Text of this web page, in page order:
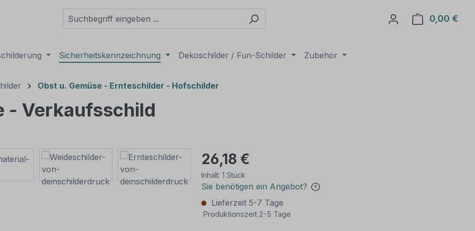
0,00 €
Sicherheitskennzeichnung Dekoschilder / Fun-Schilder Zubehör
Obst u. Gemüse - Ernteschilder - Hofschilder
- Verkaufsschild
26,18 €
Inhalt: 1 Stück
Sie benötigen ein Angebot?
Lieferzeit 5-7 Tage
Produktionszeit 2-5 Tage